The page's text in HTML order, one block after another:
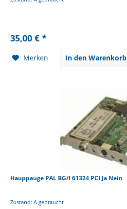
35,00 € *
Merken In den Warenkorb
Hauppauge PAL BG/I 61324 PCI Ja Nein
Zustand: A gebraucht